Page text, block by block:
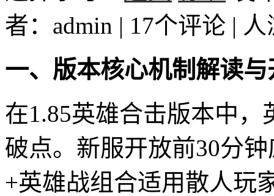
者：admin | 17个评论 | 人
一、版本核心机制解读
在1.85英雄合击版本中
破点。新服开放前30分
+英雄战组合适用散人玩